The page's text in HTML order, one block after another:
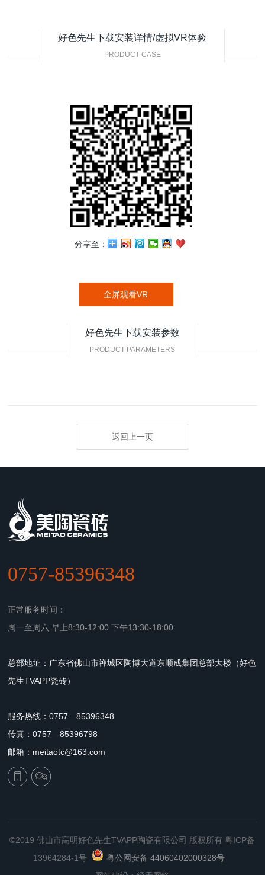
好色先生下载安装详情/虚拟VR体验
PRODUCT CASE
分享至：
全屏观看VR
好色先生下载安装参数
PRODUCT PARAMETERS
返回上一页
0757-85396348
正常服务时间：
周一至周六 早上8:30-12:00 下午13:30-18:00
总部地址：广东省佛山市禅城区陶博大道东顺成集团总部大楼（好色
先生TVAPP瓷砖）
服务热线：0757—85396348
传真：0757—85396798
邮箱：meitaotc@163.com
©2019 佛山市高明好色先生TVAPP陶瓷有限公司 版权所有 粤ICP备
13964284-1号
粤公网安备 44060402000328号